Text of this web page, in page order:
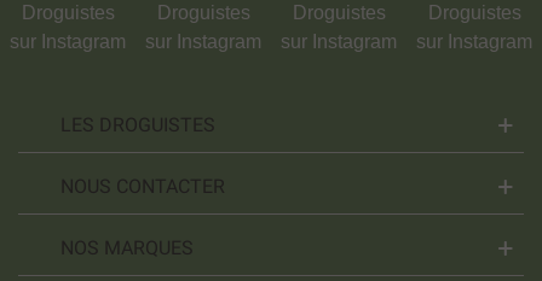
LES DROGUISTES
NOUS CONTACTER
NOS MARQUES